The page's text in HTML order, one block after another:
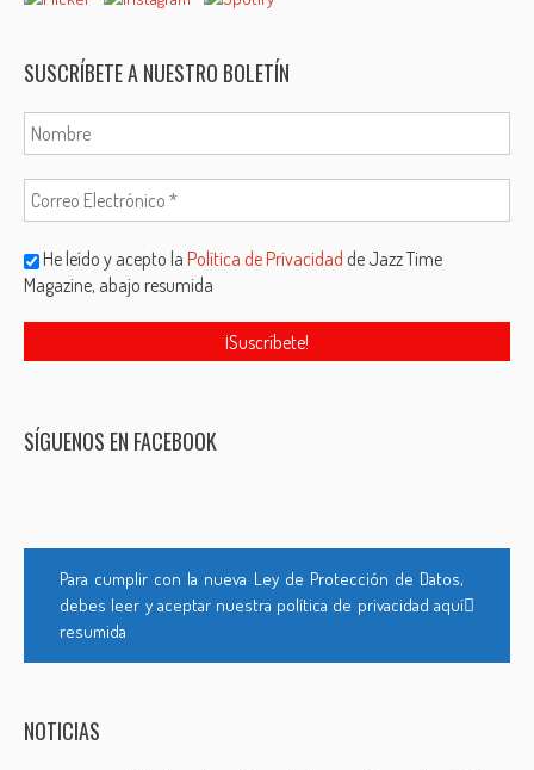
SUSCRÍBETE A NUESTRO BOLETÍN
He leído y acepto laPolítica de Privacidad de Jazz Time
Magazine, abajo resumida
SÍGUENOS EN FACEBOOK
Para cumplir con la nueva Ley de Protección de Datos,
debes leer y aceptar nuestra política de privacidad aquí
resumida
NOTICIAS